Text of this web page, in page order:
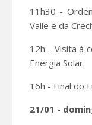
11h30 -
Valle e da
12h - Visita à
Energia Solar.
16h - Final do
21/01 -